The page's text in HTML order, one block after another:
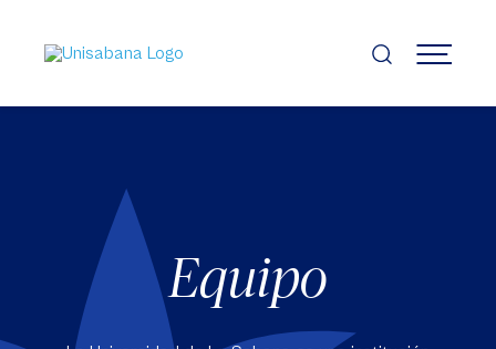
contenido
principal
MENÚ
Equipo